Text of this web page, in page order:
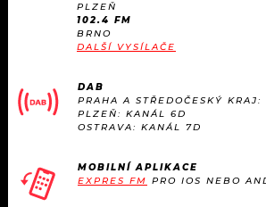
TRENDY
MIX
PLAYLIST
PLZEŇ
102.4 FM
BRNO
DALŠÍ VYSÍLAČE
DAB
PRAHA A STŘEDOČESKÝ
PLZEŇ: KANÁL 6D
OSTRAVA: KANÁL 7D
MOBILNÍ APLIKACE
EXPRES FM PRO IOS NEBO